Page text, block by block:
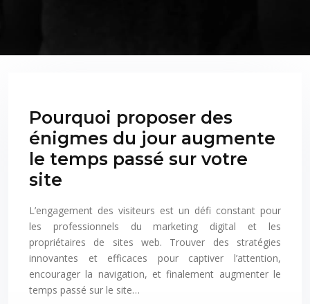
Pourquoi proposer des
énigmes du jour augmente
le temps passé sur votre
site
L’engagement des visiteurs est un défi constant pour
les professionnels du marketing digital et les
propriétaires de sites web. Trouver des stratégies
innovantes et efficaces pour captiver l’attention,
encourager la navigation, et finalement augmenter le
temps passé sur le site…